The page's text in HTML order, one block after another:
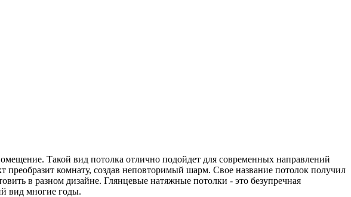
Такой вид потолка отлично подойдет для современных направлений
комнату, создав неповторимый шарм. Свое название потолок получил
в разном дизайне. Глянцевые натяжные потолки - это безупречная
вид многие годы.